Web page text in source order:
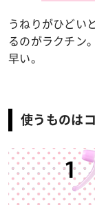
うねりがひどい
るのがラクチン
早い。
使うものは